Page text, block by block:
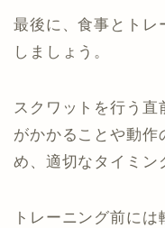
最後に、食事とトレ
しましょう。
スクワットを行う直
がかかることや動作
め、適切なタイミン
トレーニング前に